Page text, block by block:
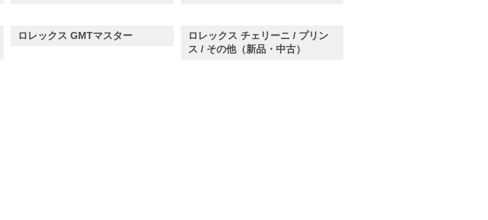
ロレックス GMTマスター
ロレックス チェリーニ / プリン
ス / その他（新品・中古）